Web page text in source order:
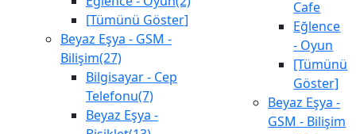
[Tümünü Göster]
Beyaz Eşya - GSM -
Bilişim(27)
Bilgisayar - Cep
Telefonu(7)
Beyaz Eşya -
Cafe
Eğlence
- Oyun
[Tümünü
Göster]
Beyaz Eşya -
GSM - Bilişim